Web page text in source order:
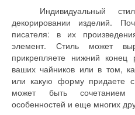
Индивидуальный
декорировании изделий.
писателя: в их
элемент. Стиль может
прикрепляете нижний
ваших чайников или в том,
или какую форму придаете
может быть сочетанием
особенностей и еще многих